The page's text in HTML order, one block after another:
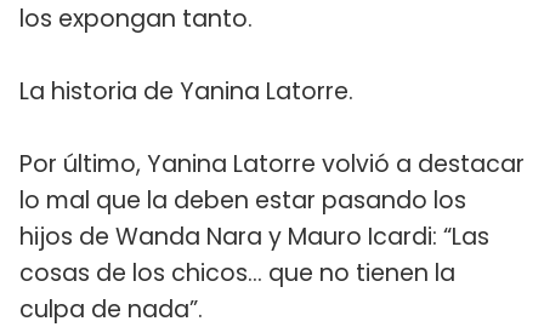
los expongan tanto.
La historia de Yanina Latorre.
Por último, Yanina Latorre volvió a destacar
lo mal que la deben estar pasando los
hijos de Wanda Nara y Mauro Icardi: “Las
cosas de los chicos... que no tienen la
culpa de nada”.